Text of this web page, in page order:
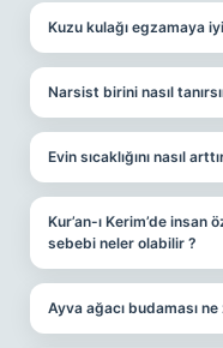
Kuzu kulağı egzamaya
Narsist birini nasıl
Evin sıcaklığını nasıl
Kur’an-ı Kerim’de insan
sebebi neler olabilir ?
Ayva ağacı budaması ne